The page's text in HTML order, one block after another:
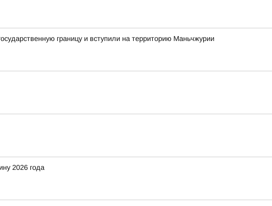
границу и вступили на территорию Маньчжурии
2026 года